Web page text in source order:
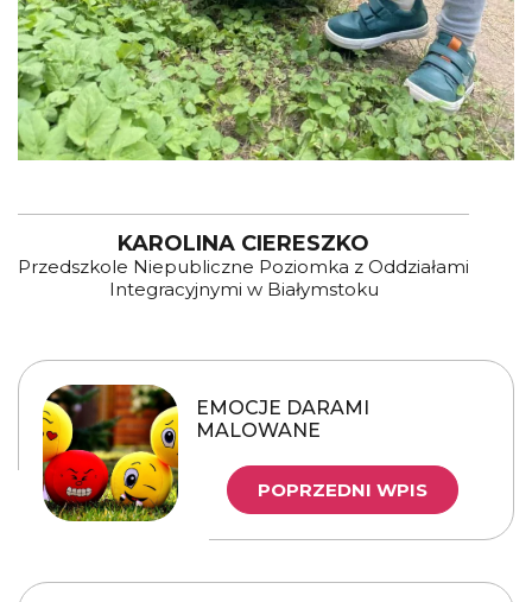
KAROLINA CIERESZKO
Przedszkole Niepubliczne Poziomka z Oddziałami
Integracyjnymi w Białymstoku
EMOCJE DARAMI
MALOWANE
POPRZEDNI WPIS